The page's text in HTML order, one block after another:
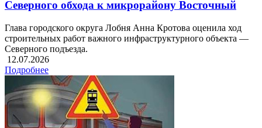
Северного обхода к микрорайону Восточный
Глава городского округа Лобня Анна Кротова оценила ход
строительных работ важного инфраструктурного объекта —
Северного подъезда.
12.07.2026
Подробнее